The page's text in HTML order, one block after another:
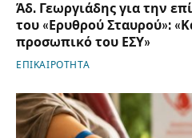
Άδ. Γεωργιάδης για την
του «Ερυθρού Σταυρού»:
προσωπικό του ΕΣΥ»
ΕΠΙΚΑΙΡΟΤΗΤΑ